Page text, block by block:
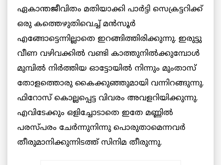
ഏകാന്തജീവിതം മതിയാക്കി പാർട്ടി സെക്രട്ടറിക്ക്
ഒരു കത്തെഴുതിവെച്ച് മൻസൂർ
എങ്ങോട്ടെന്നില്ലാതെ ഇറങ്ങിത്തിരിക്കുന്നു. ഇരുട്ടു
വീണ വഴിവക്കിൽ വണ്ടി കാത്തുനിൽക്കുമ്പോൾ
മുമ്പിൽ നിർത്തിയ ഓട്ടോയിൽ നിന്നും മുംതാസ്
തോളത്തൊരു കൈക്കുഞ്ഞുമായി വന്നിറങ്ങുന്നു.
ഫിറോസ് കൊല്ലപ്പെട്ട വിവരം അവളറിയിക്കുന്നു.
എവിടേക്കും ഒളിച്ചോടാതെ ഇതേ മണ്ണിൽ
പരസ്പരം ചേർന്നുനിന്നു പൊരുതാമെന്നവർ
തീരുമാനിക്കുന്നിടത്ത് സിനിമ തീരുന്നു.